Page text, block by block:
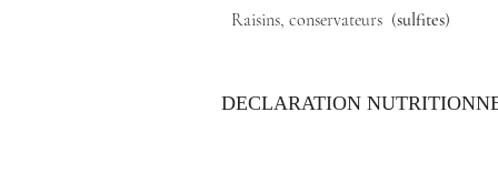
Raisins, conservateurs (sulfites)
DECLARATION